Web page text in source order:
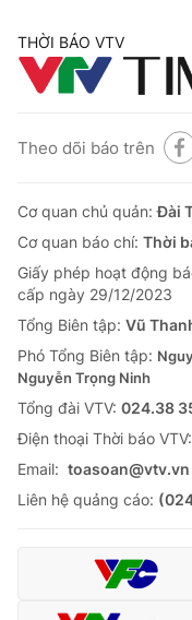
Y tế
Tin tức
Thế giới đó đây
Câu chuyện quốc tế
Tài chính
Thị trường
Góc doanh nghiệp
Dữ liệu và đời
Truyền hình
Phim VTV
Hậu trường
Nhân vật
Khán giả
Giải trí
Điện ảnh
Sao
Đời sống
Du lịch
Chất lượng cuộc sống
Giáo dục
Học trực tuyến
Công nghệ
THỜI BÁO VTV
Theo dõi báo trên
Cơ quan chủ quản:Đài
Cơ quan báo chí: Thời
Giấy phép hoạt động
cấp ngày 29/12/2023
Tổng Biên tập: Vũ
Phó Tổng Biên tập:
Nguyễn Trọng Ninh
Tổng đài VTV: 024.38
Ðiện thoại Thời báo VTV:
Email: toasoan@vtv.vn
Liên hệ quảng cáo: